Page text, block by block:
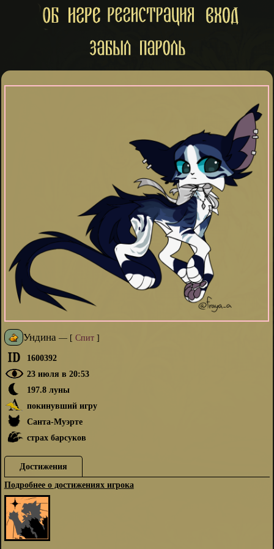
Ундина — [ Спит]
1600392
23 июля в 20:53
197.8 луны
покинувший игру
Санта-Муэрте
страх барсуков
Достижения
Подробнее о достижениях игрока